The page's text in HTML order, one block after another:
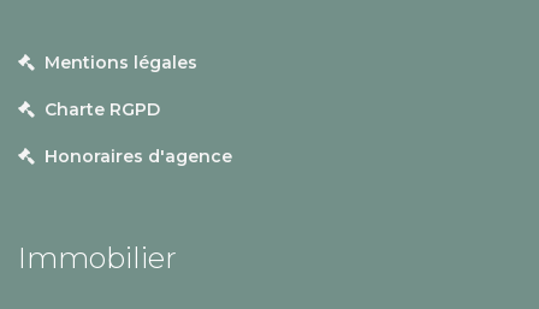
Mentions légales
Charte RGPD
Honoraires d'agence
Immobilier